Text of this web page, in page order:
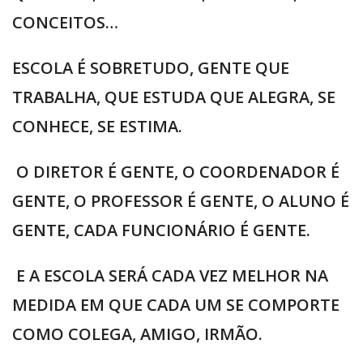
CONCEITOS…
ESCOLA É SOBRETUDO, GENTE QUE
TRABALHA, QUE ESTUDA QUE ALEGRA, SE
CONHECE, SE ESTIMA.
O DIRETOR É GENTE, O COORDENADOR É
GENTE, O PROFESSOR É GENTE, O ALUNO É
GENTE, CADA FUNCIONÁRIO É GENTE.
E A ESCOLA SERÁ CADA VEZ MELHOR NA
MEDIDA EM QUE CADA UM SE COMPORTE
COMO COLEGA, AMIGO, IRMÃO.